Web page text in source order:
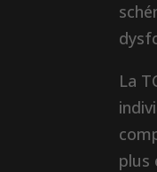
La
plus